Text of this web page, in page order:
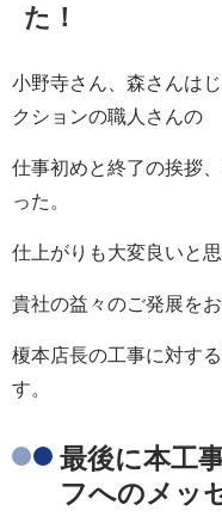
た！
小野寺さん、森さんは
クションの職人さんの
仕事初めと終了の挨拶
った。
仕上がりも大変良いと思
貴社の益々のご発展を
榎本店長の工事に対す
す。
最後に本工
フへのメッ